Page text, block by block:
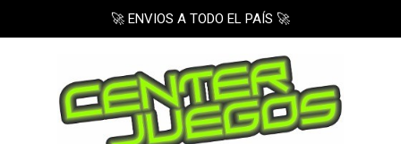
🚀 ENVIOS A TODO EL PAÍS 🚀